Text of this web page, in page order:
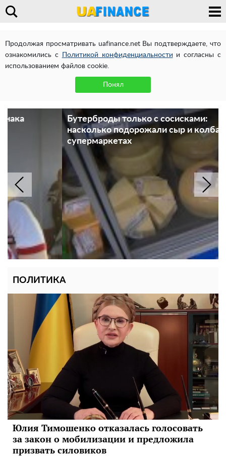
Продолжая просматривать uafinance.net Вы подтверждаете, что
ознакомились с
Политикой конфиденциальности и согласны с
использованием файлов cookie.
Понял
Бутерброды только с сосисками:
насколько подорожали сыр и колбаса в
супермаркетах
ПОЛИТИКА
Юлия Тимошенко отказалась голосовать
за закон о мобилизации и предложила
призвать силовиков